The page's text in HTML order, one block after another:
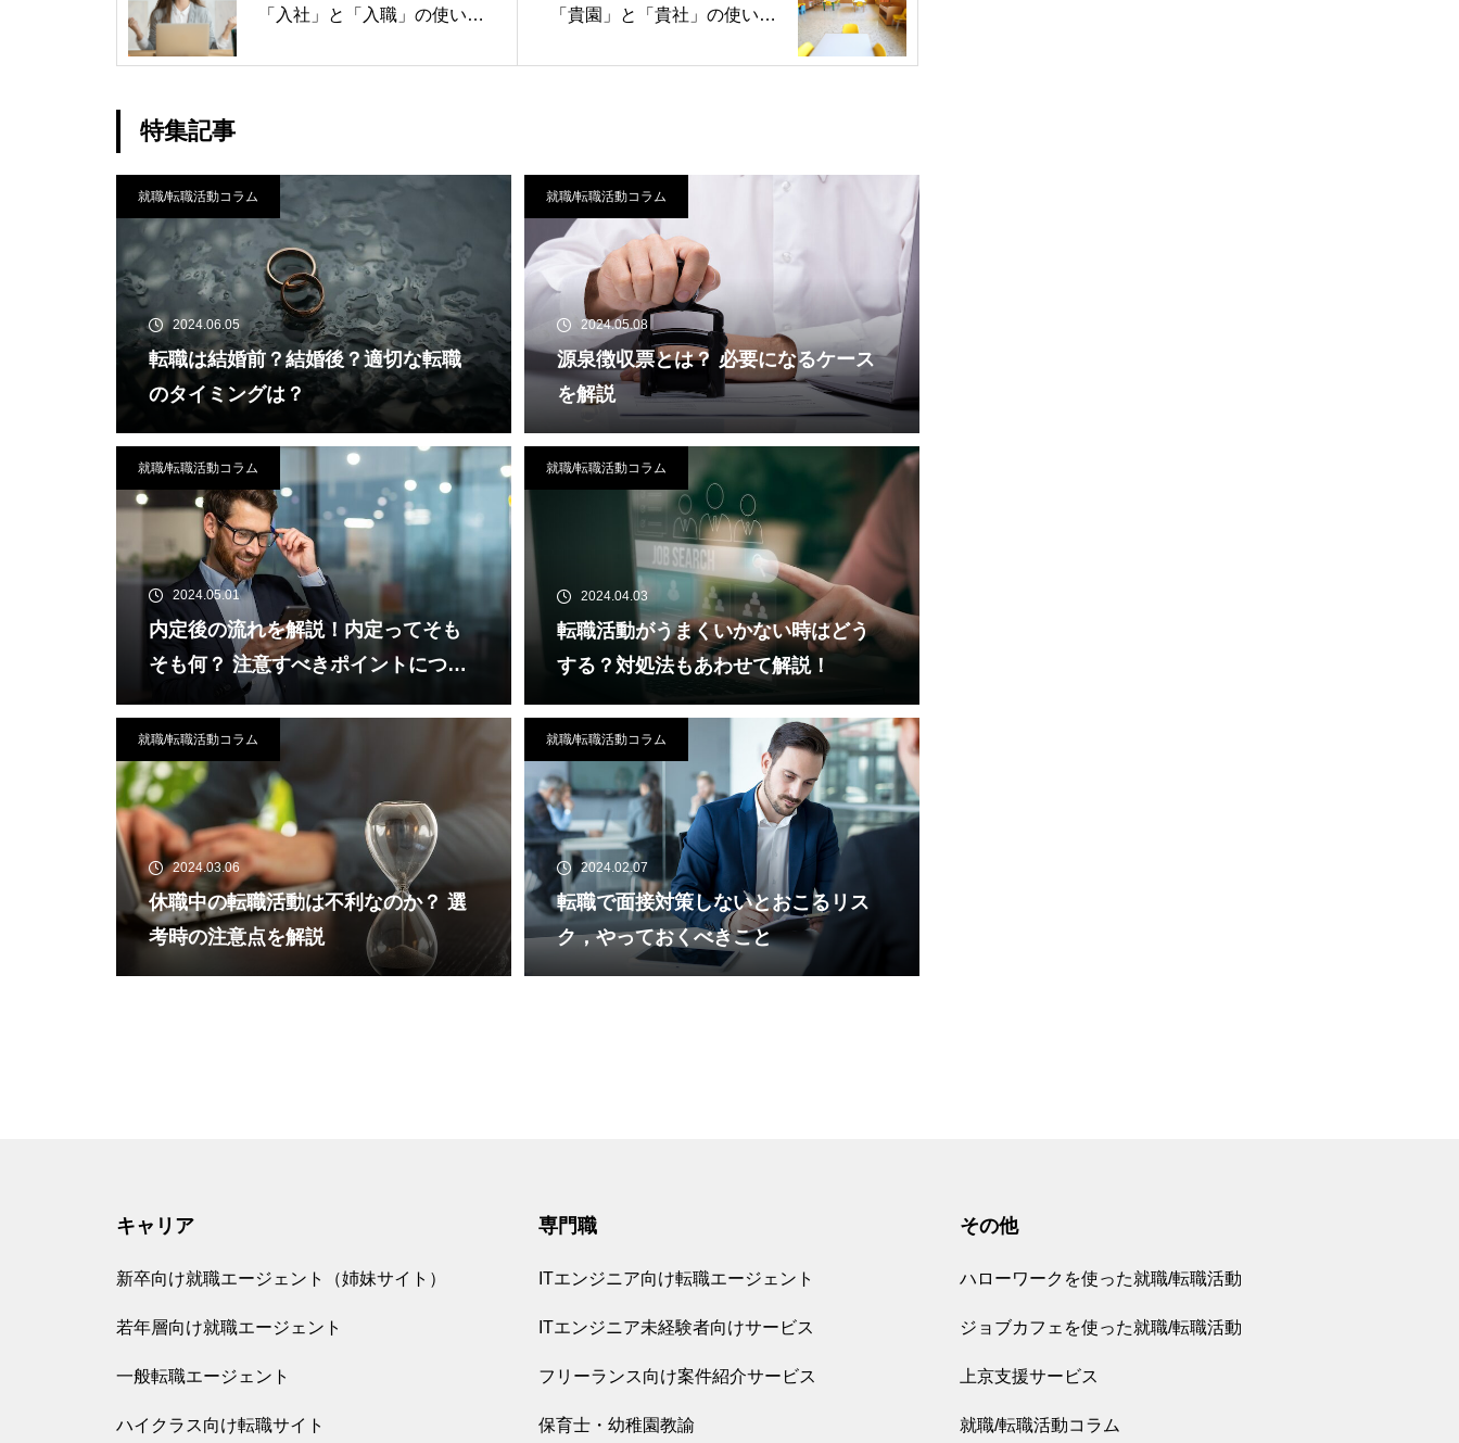
「入社」と「入職」の使い分
「貴園」と「貴社」の使い分
特集記事
就職/転職活動コラム
2024.06.05
転職は結婚前？結婚後？適切な転職
のタイミングは？
就職/転職活動コラム
2024.05.08
源泉徴収票とは？ 必要になるケース
を解説
就職/転職活動コラム
2024.05.01
内定後の流れを解説！内定ってそも
そも何？ 注意すべきポイントについ
て
就職/転職活動コラム
2024.04.03
転職活動がうまくいかない時はどう
する？対処法もあわせて解説！
就職/転職活動コラム
2024.03.06
休職中の転職活動は不利なのか？ 選
考時の注意点を解説
就職/転職活動コラム
2024.02.07
転職で面接対策しないとおこるリス
ク，やっておくべきこと
キャリア
新卒向け就職エージェント（姉妹サイト）
若年層向け就職エージェント
一般転職エージェント
ハイクラス向け転職サイト
専門職
ITエンジニア向け転職エージェント
ITエンジニア未経験者向けサービス
フリーランス向け案件紹介サービス
保育士・幼稚園教諭
その他
ハローワークを使った就職/転職活動
ジョブカフェを使った就職/転職活動
上京支援サービス
就職/転職活動コラム